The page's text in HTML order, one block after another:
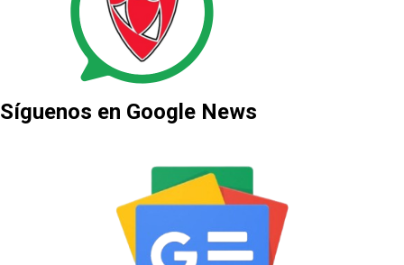
Síguenos en Google News